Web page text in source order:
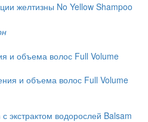
и объема волос Full Volume
экстрактом водорослей Balsam